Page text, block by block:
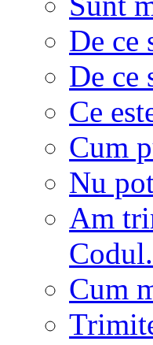
De ce
De ce
Ce
Cum
Nu
Am
Cum